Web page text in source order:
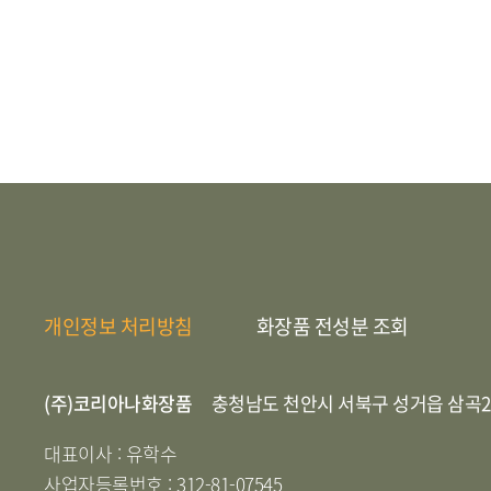
개인정보 처리방침 화장품 전성분 조회
(주)코리아나화장품
충청남도 천안시 서북구 성거읍 삼곡
대표이사 : 유학수
사업자등록번호 : 312-81-07545